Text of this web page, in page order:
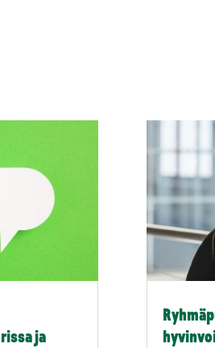
ja